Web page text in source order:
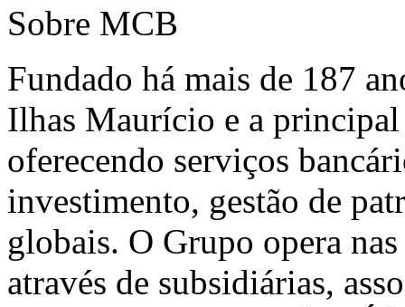
Sobre MCB
Fundado há mais de 187
Ilhas Maurício e a
oferecendo serviços
investimento, gestão de
globais. O Grupo opera
através de subsidiárias,